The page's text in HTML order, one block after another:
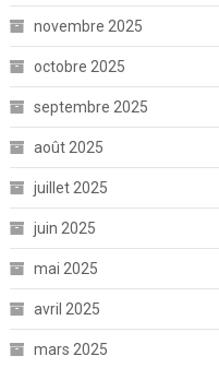
novembre 2025
octobre 2025
septembre 2025
août 2025
juillet 2025
juin 2025
mai 2025
avril 2025
mars 2025